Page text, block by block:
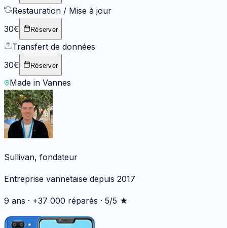
Restauration / Mise à jour
30€
Réserver
Transfert de données
30€
Réserver
Made in Vannes
Sullivan, fondateur
Entreprise vannetaise depuis 2017
9 ans · +37 000 réparés · 5/5 ★